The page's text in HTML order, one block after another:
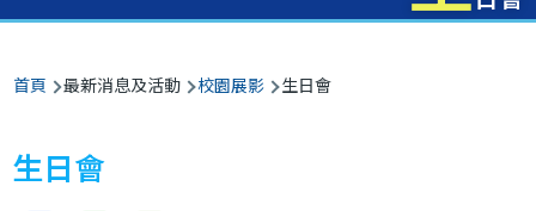
導
航
連
結
首頁 最新消息及活動 校園展影 生日會
生日會